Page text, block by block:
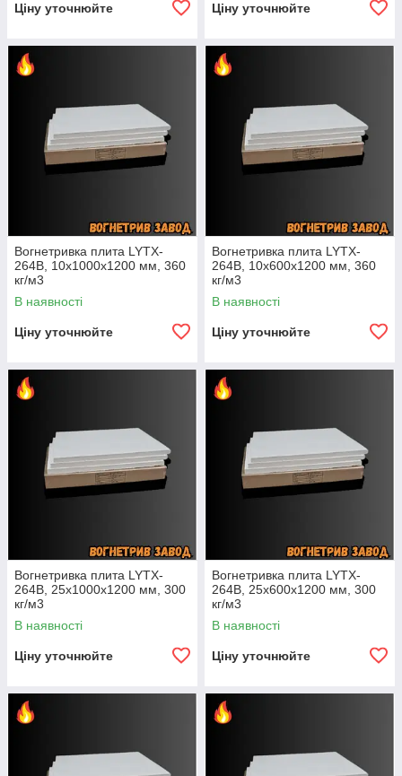
Ціну уточнюйте Ціну уточнюйте
Вогнетривка плита LYTX-
264B, 10х1000х1200 мм, 360
кг/м3
В наявності
Ціну уточнюйте
Вогнетривка плита LYTX-
264B, 10х600х1200 мм, 360
кг/м3
В наявності
Ціну уточнюйте
Вогнетривка плита LYTX-
264B, 25х1000х1200 мм, 300
кг/м3
В наявності
Ціну уточнюйте
Вогнетривка плита LYTX-
264B, 25х600х1200 мм, 300
кг/м3
В наявності
Ціну уточнюйте